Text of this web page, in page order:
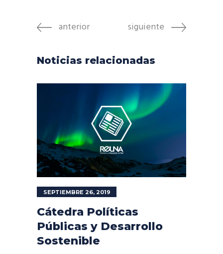
anterior siguiente
Noticias relacionadas
SEPTIEMBRE 26, 2019
Cátedra Políticas
Públicas y Desarrollo
Sostenible